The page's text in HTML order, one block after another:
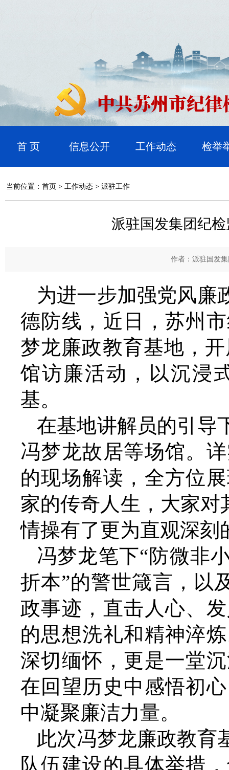
首 页 信息公开 工作动态 检举
当前位置： 首页 > 工作动态 > 派驻工作
派驻国发集团纪
作者：派驻国发
为进一步加强党风廉
德防线，近日，苏州
梦龙廉政教育基地，
馆访廉活动，以沉浸
基。
在基地讲解员的引导
冯梦龙故居等场馆。
的现场解读，全方位
家的传奇人生，大家对
情操有了更为直观深刻
冯梦龙笔下“防微非
折本”的警世箴言，以
政事迹，直击人心、
的思想洗礼和精神淬
深切缅怀，更是一堂
在回望历史中感悟初
中凝聚廉洁力量。
此次冯梦龙廉政教育
队伍建设的具体举措